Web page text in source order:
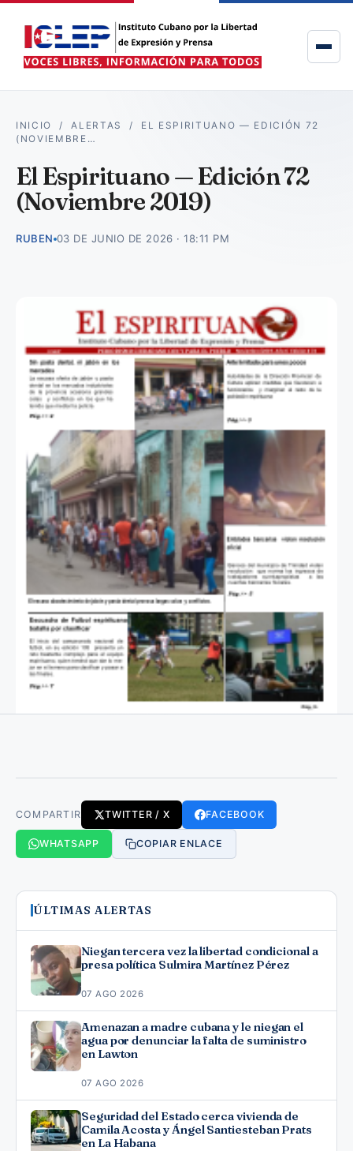
INICIO /ALERTAS / EL ESPIRITUANO — EDICIÓN 72
(NOVIEMBRE…
El Espirituano — Edición 72
(Noviembre 2019)
RUBEN 03 DE JUNIO DE 2026 · 18:11 PM
COMPARTIR TWITTER / X FACEBOOK
WHATSAPP COPIAR ENLACE
ÚLTIMAS ALERTAS
Niegan tercera vez la libertad condicional a
presa política Sulmira Martínez Pérez
07 AGO 2026
Amenazan a madre cubana y le niegan el
agua por denunciar la falta de suministro
en Lawton
07 AGO 2026
Seguridad del Estado cerca vivienda de
Camila Acosta y Ángel Santiesteban Prats
en La Habana